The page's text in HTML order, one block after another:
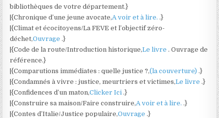
bibliothèques de votre département.}
|{Chronique d’une jeune avocate,A voir et à lire..}
|{Climat et écocitoyens/La FEVE et l’objectif zéro-
déchet,Ouvrage.}
|{Code de la route/Introduction historique,Le livre. Ouvrage de
référence.}
|{Comparutions immédiates : quelle justice ?,(la couverture).}
|{Condamnés à vivre : justice, meurtriers et victimes,Le livre.}
|{Confidences d’un maton,Clicker Ici.}
|{Construire sa maison/Faire construire,A voir et à lire..}
|{Contes d’Italie/Justice populaire,Ouvrage.}